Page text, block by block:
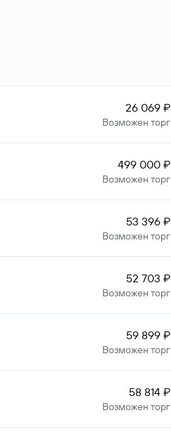
26 069 ₽
Возможен торг
499 000 ₽
Возможен торг
53 396 ₽
Возможен торг
52 703 ₽
Возможен торг
59 899 ₽
Возможен торг
58 814 ₽
Возможен торг